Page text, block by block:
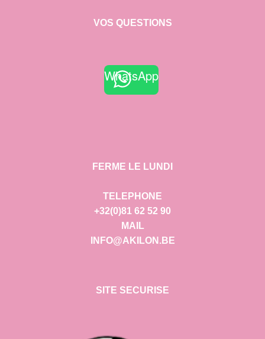
VOS QUESTIONS
WhatsApp
FERME LE LUNDI
TELEPHONE
+32(0)81 62 52 90
MAIL
INFO@AKILON.BE
SITE SECURISE